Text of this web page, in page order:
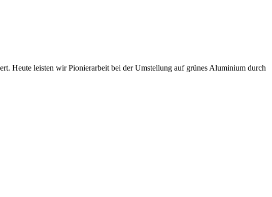
Heute leisten wir Pionierarbeit bei der Umstellung auf grünes Aluminium durch